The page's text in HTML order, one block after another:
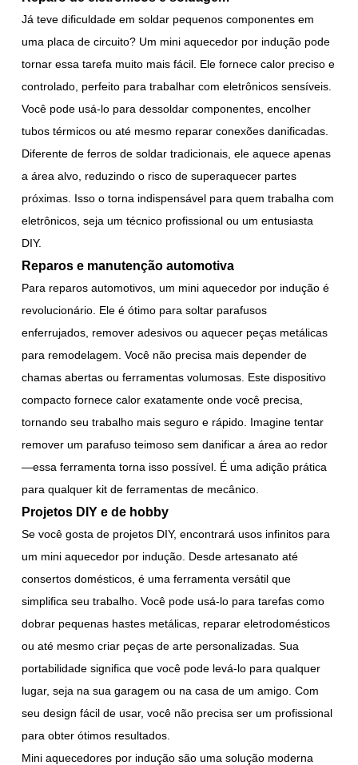
Já teve dificuldade em soldar pequenos componentes em
uma placa de circuito? Um mini aquecedor por indução pode
tornar essa tarefa muito mais fácil. Ele fornece calor preciso e
controlado, perfeito para trabalhar com eletrônicos sensíveis.
Você pode usá-lo para dessoldar componentes, encolher
tubos térmicos ou até mesmo reparar conexões danificadas.
Diferente de ferros de soldar tradicionais, ele aquece apenas
a área alvo, reduzindo o risco de superaquecer partes
próximas. Isso o torna indispensável para quem trabalha com
eletrônicos, seja um técnico profissional ou um entusiasta
DIY.
Reparos e manutenção automotiva
Para reparos automotivos, um mini aquecedor por indução é
revolucionário. Ele é ótimo para soltar parafusos
enferrujados, remover adesivos ou aquecer peças metálicas
para remodelagem. Você não precisa mais depender de
chamas abertas ou ferramentas volumosas. Este dispositivo
compacto fornece calor exatamente onde você precisa,
tornando seu trabalho mais seguro e rápido. Imagine tentar
remover um parafuso teimoso sem danificar a área ao redor
—essa ferramenta torna isso possível. É uma adição prática
para qualquer kit de ferramentas de mecânico.
Projetos DIY e de hobby
Se você gosta de projetos DIY, encontrará usos infinitos para
um mini aquecedor por indução. Desde artesanato até
consertos domésticos, é uma ferramenta versátil que
simplifica seu trabalho. Você pode usá-lo para tarefas como
dobrar pequenas hastes metálicas, reparar eletrodomésticos
ou até mesmo criar peças de arte personalizadas. Sua
portabilidade significa que você pode levá-lo para qualquer
lugar, seja na sua garagem ou na casa de um amigo. Com
seu design fácil de usar, você não precisa ser um profissional
para obter ótimos resultados.
Mini aquecedores por indução são uma solução moderna